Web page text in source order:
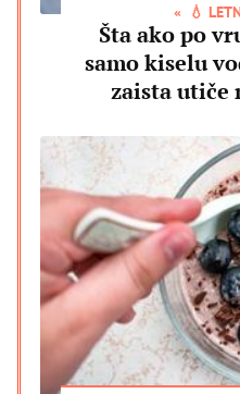
💧
Šta ako po
samo kiselu
zaista utiče